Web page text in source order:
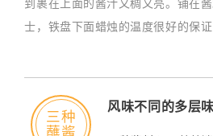
到裹在上面的酱汁又稠又亮。铺在
士，铁盘下面蜡烛的温度很好的保
三种
蘸酱
风味不同的多层